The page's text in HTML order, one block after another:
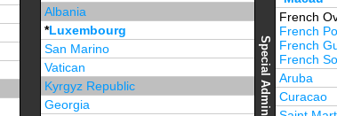
Albania
*Luxembourg
San Marino
Vatican
Kyrgyz Republic
Georgia
French
French
French
French
Aruba
Curacao